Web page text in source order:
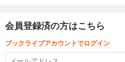
会員登録済の方はこちら
ブックライブアカウントでログイン